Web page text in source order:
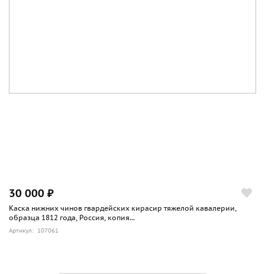
30 000 ₽
Каска нижних чинов гвардейских кирасир тяжелой кавалерии,
образца 1812 года, Россия, копия...
Артикул: 107061